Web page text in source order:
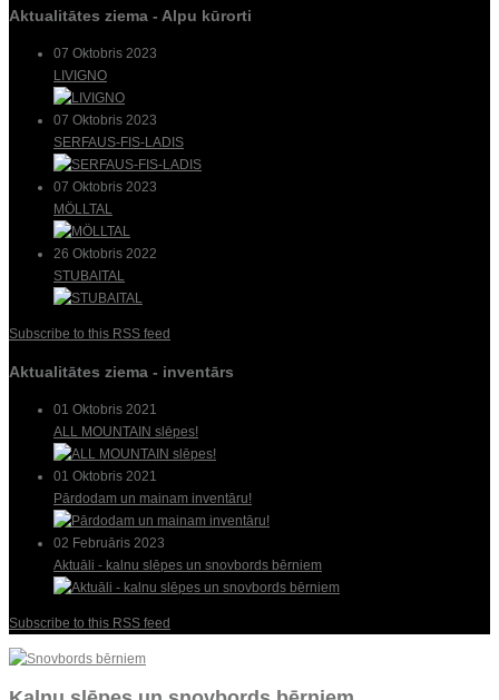
Aktualitātes ziema - Alpu kūrorti
07 Oktobris 2023
LIVIGNO
07 Oktobris 2023
SERFAUS-FIS-LADIS
07 Oktobris 2023
MÖLLTAL
26 Oktobris 2022
STUBAITAL
Subscribe to this RSS feed
Aktualitātes ziema - inventārs
01 Oktobris 2021
ALL MOUNTAIN slēpes!
01 Oktobris 2021
Pārdodam un mainam inventāru!
02 Februāris 2023
Aktuāli - kalnu slēpes un snovbords bērniem
Subscribe to this RSS feed